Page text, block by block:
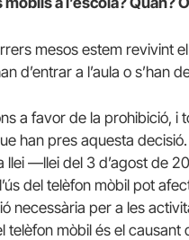
mesos estem revivint
d’entrar a l’aula o s’han
a favor de la prohibició, i
han pres aquesta decisió.
llei —llei del 3 d’agost de
del telèfon mòbil pot
necessària per a les
telèfon mòbil és el causant